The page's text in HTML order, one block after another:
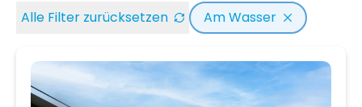
Alle Filter zurücksetzen Am Wasser